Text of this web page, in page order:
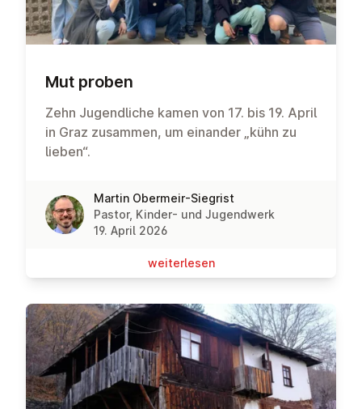
Mut proben
Zehn Jugendliche kamen von 17. bis 19. April
in Graz zusammen, um einander „kühn zu
lieben“.
Martin Obermeir-Siegrist
Pastor, Kinder- und Jugendwerk
19. April 2026
wei­ter­le­sen